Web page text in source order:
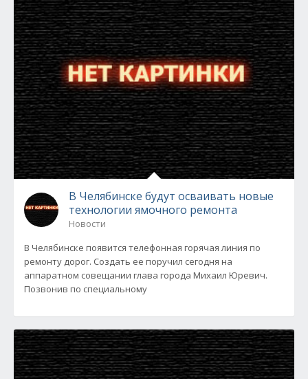
В Челябинске будут осваивать новые
технологии ямочного ремонта
Новости
В Челябинске появится телефонная горячая линия по
ремонту дорог. Создать ее поручил сегодня на
аппаратном совещании глава города Михаил Юревич.
Позвонив по специальному